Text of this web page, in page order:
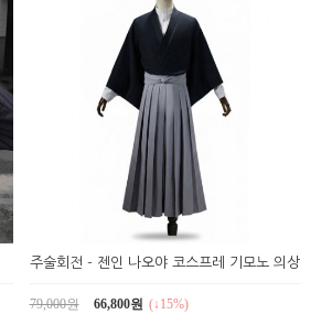
주술회전 - 젠인 나오야 코스프레 기모노 의상
79,000원 66,800원 (↓15%)